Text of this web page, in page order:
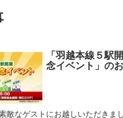
「羽越本線５駅
念イベント」の
敵なゲストにお越しいただきま